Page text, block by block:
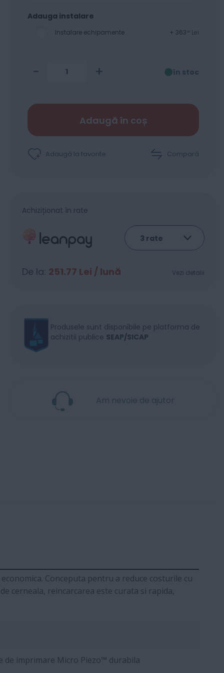
Adauga instalare
Instalare echipamente + 363 Lei
- + în stoc
Adaugă în coș
Adaugă la favorite Compară
Achiziționat în rate
De la: 251.77 Lei / lună Vezi detalii
Produsele sunt disponibile pe platforma de
achizitii publice SEAP/SICAP
Am nevoie de ajutor
Conceputa pentru a reduce costurile cu
cerneala, reincarcarea este curata si rapida,
de imprimare Micro Piezo™ durabila